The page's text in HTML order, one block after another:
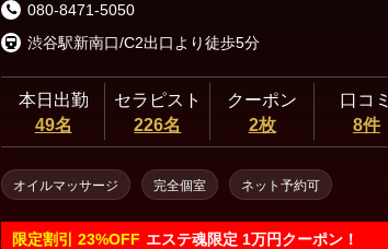
080-8471-5050
渋谷駅新南口/C2出口より徒歩5分
本日出勤
49名
セラピスト
226名
クーポン
2枚
口コミ
8件
オイルマッサージ 完全個室 ネット予約可
限定割引 23%OFF エステ魂限定 1万円クーポン！